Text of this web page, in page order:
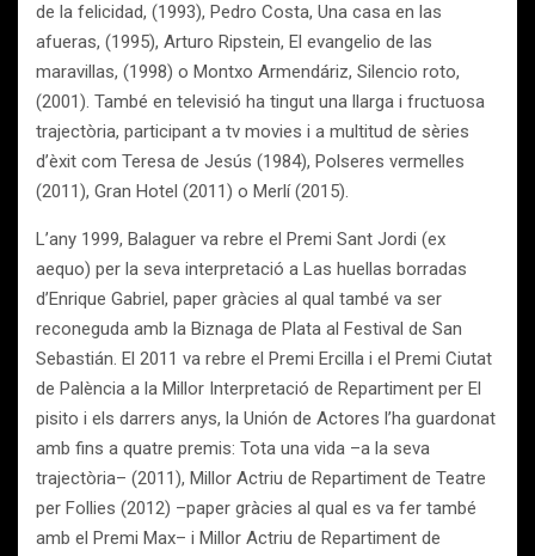
de la felicidad, (1993), Pedro Costa, Una casa en las
afueras, (1995), Arturo Ripstein, El evangelio de las
maravillas, (1998) o Montxo Armendáriz, Silencio roto,
(2001). També en televisió ha tingut una llarga i fructuosa
trajectòria, participant a tv movies i a multitud de sèries
d’èxit com Teresa de Jesús (1984), Polseres vermelles
(2011), Gran Hotel (2011) o Merlí (2015).
L’any 1999, Balaguer va rebre el Premi Sant Jordi (ex
aequo) per la seva interpretació a Las huellas borradas
d’Enrique Gabriel, paper gràcies al qual també va ser
reconeguda amb la Biznaga de Plata al Festival de San
Sebastián. El 2011 va rebre el Premi Ercilla i el Premi Ciutat
de Palència a la Millor Interpretació de Repartiment per El
pisito i els darrers anys, la Unión de Actores l’ha guardonat
amb fins a quatre premis: Tota una vida –a la seva
trajectòria– (2011), Millor Actriu de Repartiment de Teatre
per Follies (2012) –paper gràcies al qual es va fer també
amb el Premi Max– i Millor Actriu de Repartiment de